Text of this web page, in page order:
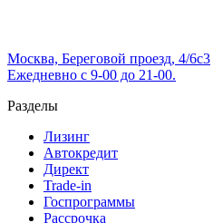
Москва, Береговой проезд, 4/6с3
Ежедневно с 9-00 до 21-00.
Разделы
Лизинг
Автокредит
Директ
Trade-in
Госпрограммы
Рассрочка